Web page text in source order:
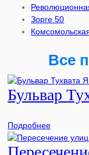
Зорге 50
Все
Бульвар
Подробнее